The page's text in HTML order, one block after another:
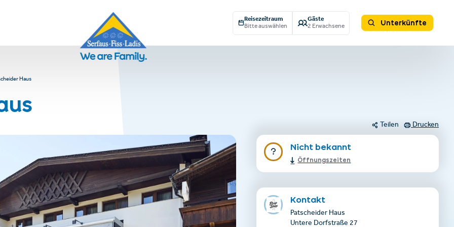
Reisezeitraum
Bitte auswählen
Gäste
2 Erwachsene
Unterkünfte
Haus
Teilen Drucken
Nicht bekannt
Öffnungszeiten
Kontakt
Patscheider Haus
Untere Dorfstraße 27